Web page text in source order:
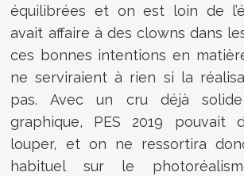
équilibrées et on est loin de
avait affaire à des clowns dans
ces bonnes intentions en
ne serviraient à rien si la
pas. Avec un cru déjà
graphique, PES 2019 pouvait
louper, et on ne ressortira
habituel sur le